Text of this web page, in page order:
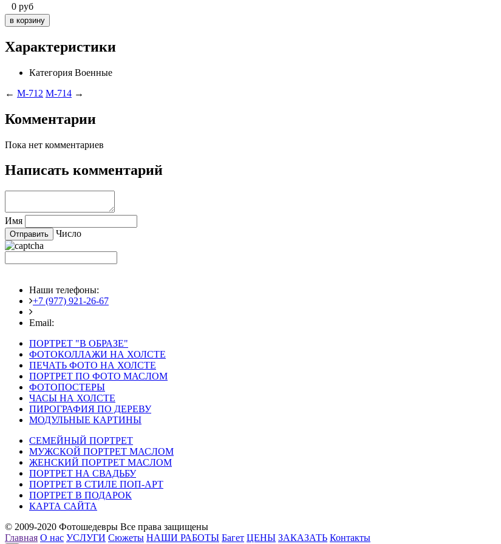
0 руб
Характеристики
Категория Военные
← M-712 M-714 →
Комментарии
Пока нет комментариев
Написать комментарий
Имя
Число
Наши телефоны:
+7 (977) 921-26-67
Email:
ПОРТРЕТ "В ОБРАЗЕ"
ФОТОКОЛЛАЖИ НА ХОЛСТЕ
ПЕЧАТЬ ФОТО НА ХОЛСТЕ
ПОРТРЕТ ПО ФОТО МАСЛОМ
ФОТОПОСТЕРЫ
ЧАСЫ НА ХОЛСТЕ
ПИРОГРАФИЯ ПО ДЕРЕВУ
МОДУЛЬНЫЕ КАРТИНЫ
СЕМЕЙНЫЙ ПОРТРЕТ
МУЖСКОЙ ПОРТРЕТ МАСЛОМ
ЖЕНСКИЙ ПОРТРЕТ МАСЛОМ
ПОРТРЕТ НА СВАДЬБУ
ПОРТРЕТ В СТИЛЕ ПОП-АРТ
ПОРТРЕТ В ПОДАРОК
КАРТА САЙТА
© 2009-2020 Фотошедевры Все права защищены
Главная О нас УСЛУГИ Сюжеты НАШИ РАБОТЫ Багет ЦЕНЫ ЗАКАЗАТЬ Контакты